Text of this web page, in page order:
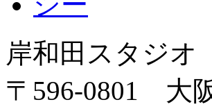
岸和田スタジ
〒596-0801 大